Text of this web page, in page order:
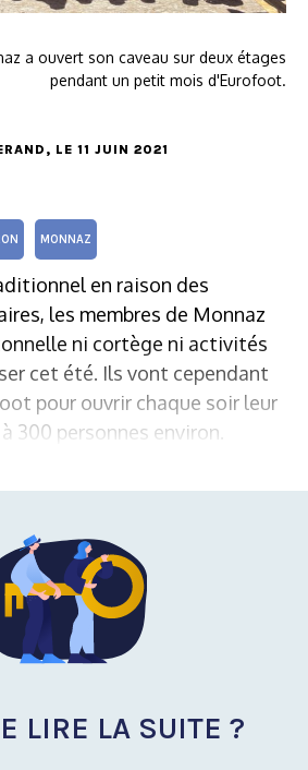
a ouvert son caveau sur deux étages
pendant un petit mois d'Eurofoot.
, LE 11 JUIN 2021
MONNAZ
en raison des
les membres de Monnaz
ni cortège ni activités
cet été. Ils vont cependant
pour ouvrir chaque soir leur
300 personnes environ.
LIRE LA SUITE ?